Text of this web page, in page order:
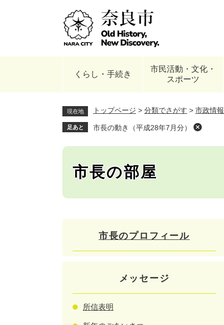
くらし・手続き
市民活動・文化・
スポーツ
現在地 トップページ > 分類でさがす > 市政情報
足あと 市長の動き（平成28年7月分）
市長の部屋
市長のプロフィール
メッセージ
所信表明